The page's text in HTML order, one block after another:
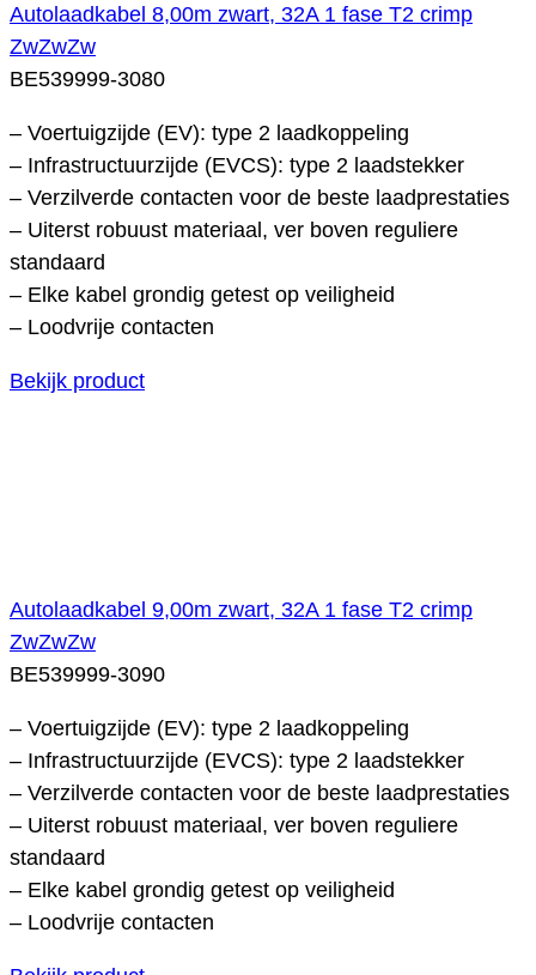
Autolaadkabel 8,00m zwart, 32A 1 fase T2 crimp
ZwZwZw
BE539999-3080
– Voertuigzijde (EV): type 2 laadkoppeling
– Infrastructuurzijde (EVCS): type 2 laadstekker
– Verzilverde contacten voor de beste laadprestaties
– Uiterst robuust materiaal, ver boven reguliere
standaard
– Elke kabel grondig getest op veiligheid
– Loodvrije contacten
Bekijk product
Autolaadkabel 9,00m zwart, 32A 1 fase T2 crimp
ZwZwZw
BE539999-3090
– Voertuigzijde (EV): type 2 laadkoppeling
– Infrastructuurzijde (EVCS): type 2 laadstekker
– Verzilverde contacten voor de beste laadprestaties
– Uiterst robuust materiaal, ver boven reguliere
standaard
– Elke kabel grondig getest op veiligheid
– Loodvrije contacten